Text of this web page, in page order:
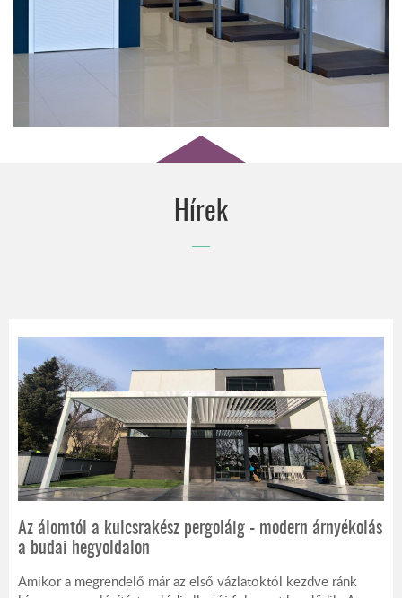
EGYEDI ÁRNYÉKOLÁSTECHNIKAI TERMÉKEK
EGYENESEN AUSZTRIÁBÓL
Hírek
Az álomtól a kulcsrakész pergoláig - modern árnyékolás
a budai hegyoldalon
Amikor a megrendelő már az első vázlatoktól kezdve ránk